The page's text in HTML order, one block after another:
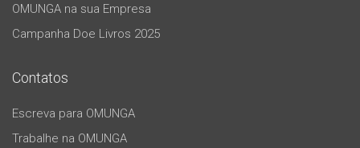
OMUNGA na sua Empresa
Campanha Doe Livros 2025
Contatos
Escreva para OMUNGA
Trabalhe na OMUNGA